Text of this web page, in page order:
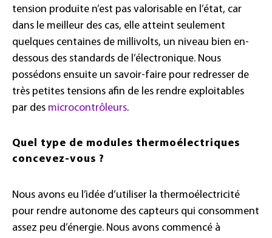
tension produite n’est pas valorisable en l’état, car
dans le meilleur des cas, elle atteint seulement
quelques centaines de millivolts, un niveau bien en-
dessous des standards de l’électronique. Nous
possédons ensuite un savoir-faire pour redresser de
très petites tensions afin de les rendre exploitables
par des microcontrôleurs.
Quel type de modules thermoélectriques
concevez-vous ?
Nous avons eu l’idée d’utiliser la thermoélectricité
pour rendre autonome des capteurs qui consomment
assez peu d’énergie. Nous avons commencé à